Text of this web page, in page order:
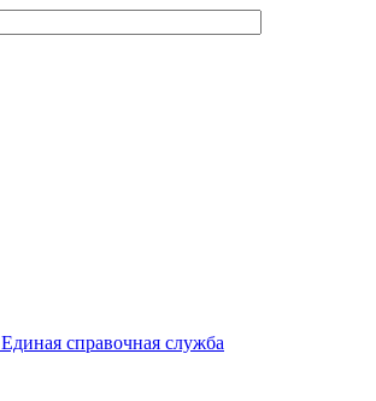
Единая справочная служба